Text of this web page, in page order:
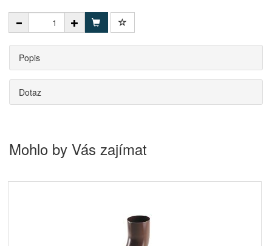
Popis
Dotaz
Mohlo by Vás zajímat